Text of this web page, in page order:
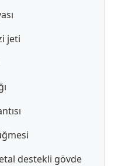
jeti
destekli gövde